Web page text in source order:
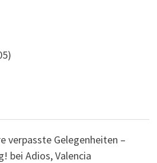
verpasste Gelegenheiten –
bei Adios, Valencia